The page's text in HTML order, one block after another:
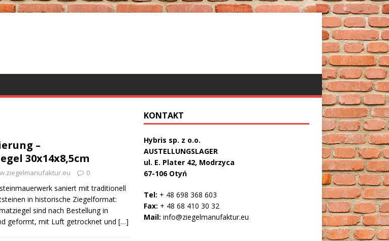
–
30x14x8,5cm
0
saniert mit traditionell
in historische Ziegelformat:
sind nach Bestellung in
geformt, mit Luft getrocknet und […]
KONTAKT
Hybris sp. z o.o.
AUSTELLUNGSLAGER
ul. E. Plater 42, Modrzyca
67-106 Otyń
Tel: + 48 698 368 603
Fax: + 48 68 410 30 32
Mail: info@ziegelmanufaktur.eu